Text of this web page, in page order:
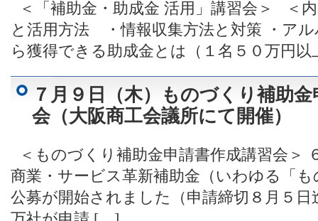
＜「補助金・助成金 活用」講習会＞ ＜
と活用方法 ・情報収集方法と対策 ・ア
ら獲得できる助成金とは（１名５０万円
７月９日（木）ものづくり補助
会（大阪商工会議所にて開催）
＜ものづくり補助金申請書作成講習会＞
商業・サービス革新補助金（いわゆる「
公募が開始されました（申請締切８月５